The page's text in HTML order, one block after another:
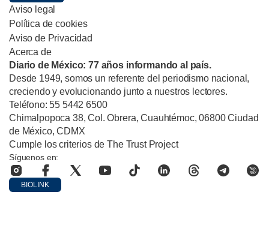
Aviso legal
Política de cookies
Aviso de Privacidad
Acerca de
Diario de México: 77 años informando al país.
Desde 1949, somos un referente del periodismo nacional,
creciendo y evolucionando junto a nuestros lectores.
Teléfono: 55 5442 6500
Chimalpopoca 38, Col. Obrera, Cuauhtémoc, 06800 Ciudad
de México, CDMX
Cumple los criterios de The Trust Project
Síguenos en:
BIOLINK